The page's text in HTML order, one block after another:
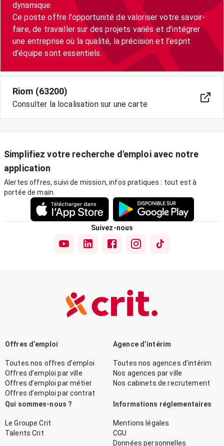
dynamique.
Ce poste offre l’opportunité de valoriser votre savoir-
faire, de travailler sur des projets variés et d’intégrer
une entreprise où la qualité, la précision et l’esprit
d’équipe sont essentiels.
Riom (63200)
Consulter la localisation sur une carte
Simplifiez votre recherche d'emploi avec notre
application
Alertes offres, suivi de mission, infos pratiques : tout est à
portée de main.
Suivez-nous
Offres d’emploi
Toutes nos offres d’emploi
Offres d’emploi par ville
Offres d’emploi par métier
Offres d’emploi par contrat
Agence d’intérim
Toutes nos agences d’intérim
Nos agences par ville
Nos cabinets de recrutement
Qui sommes-nous ?
Le Groupe Crit
Talents Crit
Informations réglementaires
Mentions légales
CGU
Données personnelles